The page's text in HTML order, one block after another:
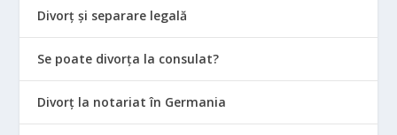
Divorț și separare legală
Se poate divorța la consulat?
Divorț la notariat în Germania